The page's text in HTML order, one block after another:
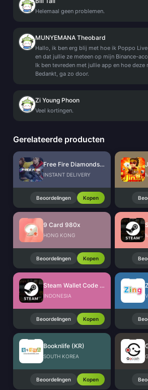
Helemaal geen problemen.
MUNYEMANA Theobard
Hallo, ik ben erg blij met hoe ik Poppo
en dat jullie ze meteen op mijn Binance-
Ik ben tevreden met jullie app en hoe deze
Bedankt, ga zo door.
Zi Young Phoon
Veel kortingen.
Gerelateerde producten
Free Fire Diamonds EU + TR
INSTANT DELIVERY
Beoordelingen Kopen
9 Card 980x
HONG KONG
Beoordelingen Kopen
Steam Wallet Code (IDR)
INDONESIA
Beoordelingen Kopen
Booknlife (KR)
SOUTH KOREA
Beoordelingen Kopen